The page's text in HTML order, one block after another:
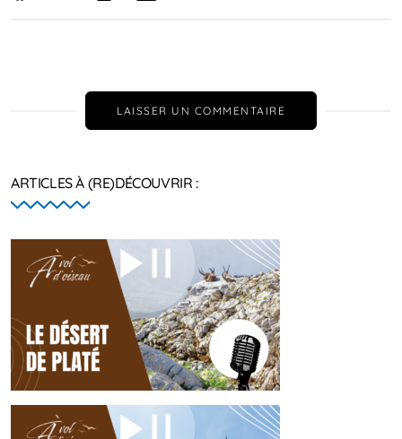
LAISSER UN COMMENTAIRE
ARTICLES À (RE)DÉCOUVRIR :